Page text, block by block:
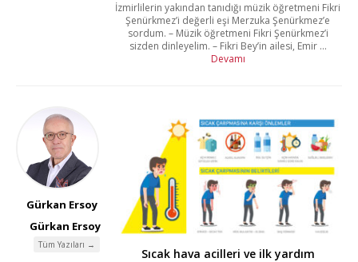
İzmirlilerin yakından tanıdığı müzik öğretmeni Fikri
Şenürkmez’i değerli eşi Merzuka Şenürkmez’e
sordum. – Müzik öğretmeni Fikri Şenürkmez’i
sizden dinleyelim. – Fikri Bey’in ailesi, Emir ...
Devamı
Gürkan Ersoy
Gürkan Ersoy
Tüm Yazıları →
Sıcak hava acilleri ve ilk yardım